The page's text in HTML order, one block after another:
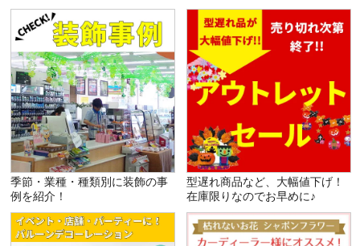
季節・業種・種類別に装飾の事
例を紹介！
型遅れ商品など、大幅値下げ！
在庫限りなのでお早めに♪